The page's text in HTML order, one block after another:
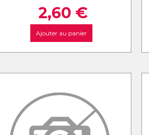
2,60 €
Ajouter au panier